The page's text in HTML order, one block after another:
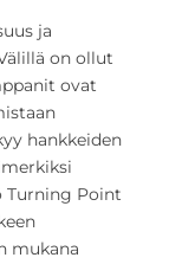
ja
on ollut
ovat
hankkeiden
Turning Point
mukana